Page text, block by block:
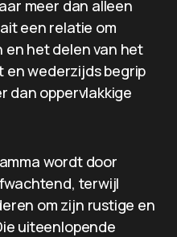
meer dan alleen
een relatie om
het delen van het
en wederzijds begrip
dan oppervlakkige
wordt door
terwijl
om zijn rustige en
uiteenlopende